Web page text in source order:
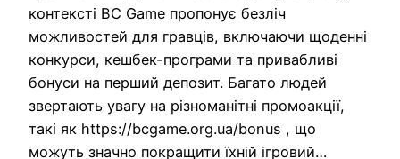
контексті BC Game пропонує безліч
можливостей для гравців, включаючи щоденні
конкурси, кешбек-програми та привабливі
бонуси на перший депозит. Багато людей
звертають увагу на різноманітні промоакції,
такі як https://bcgame.org.ua/bonus , що
можуть значно покращити їхній ігровий…